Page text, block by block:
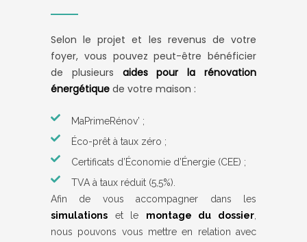
Selon le projet et les revenus de votre
foyer, vous pouvez peut-être bénéficier
de plusieurs aides pour la rénovation
énergétique de votre maison :
MaPrimeRénov’ ;
Éco-prêt à taux zéro ;
Certificats d’Économie d’Énergie (CEE) ;
TVA à taux réduit (5,5%).
Afin de vous accompagner dans les
simulations et le montage du dossier,
nous pouvons vous mettre en relation avec